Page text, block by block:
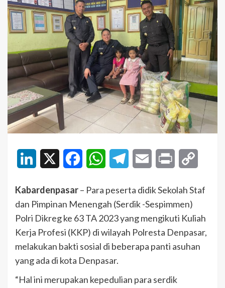
LinkedIn FacebookWhatsAppTelegramEmail Print
Kabardenpasar– Para peserta didik Sekolah Staf
dan Pimpinan Menengah (Serdik -Sespimmen)
Polri Dikreg ke 63 TA 2023 yang mengikuti Kuliah
Kerja Profesi (KKP) di wilayah Polresta Denpasar,
melakukan bakti sosial di beberapa panti asuhan
yang ada di kota Denpasar.
“Hal ini merupakan kepedulian para serdik